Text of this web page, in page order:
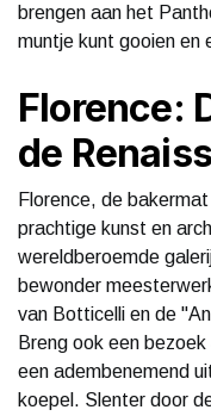
brengen aan het
muntje kunt gooien en
Florence:
de
Florence, de
prachtige kunst en
wereldberoemde
bewonder
van Botticelli en de
Breng ook een
een adembenemend
koepel. Slenter door